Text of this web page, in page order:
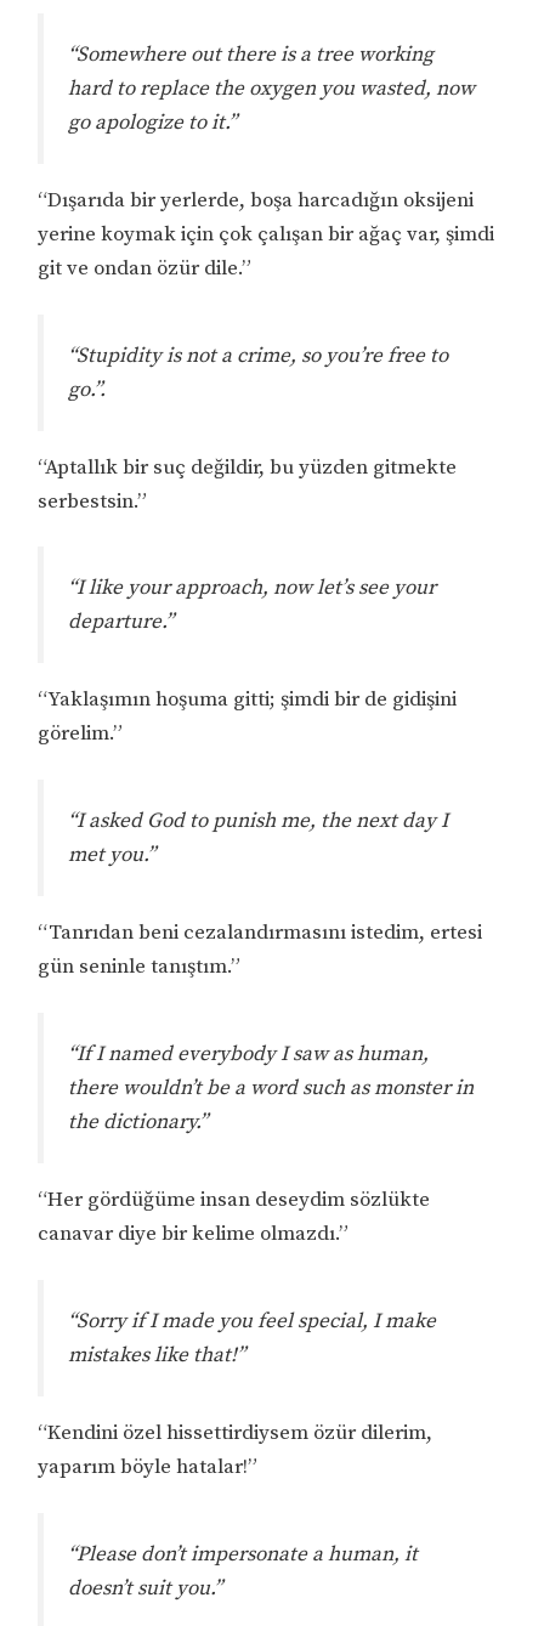
“Somewhere out there is a tree working
hard to replace the oxygen you wasted, now
go apologize to it.”
“Dışarıda bir yerlerde, boşa harcadığın oksijeni
yerine koymak için çok çalışan bir ağaç var, şimdi
git ve ondan özür dile.”
“Stupidity is not a crime, so you’re free to
go.”.
“Aptallık bir suç değildir, bu yüzden gitmekte
serbestsin.”
“I like your approach, now let’s see your
departure.”
“Yaklaşımın hoşuma gitti; şimdi bir de gidişini
görelim.”
“I asked God to punish me, the next day I
met you.”
“Tanrıdan beni cezalandırmasını istedim, ertesi
gün seninle tanıştım.”
“If I named everybody I saw as human,
there wouldn’t be a word such as monster in
the dictionary.”
“Her gördüğüme insan deseydim sözlükte
canavar diye bir kelime olmazdı.”
“Sorry if I made you feel special, I make
mistakes like that!”
“Kendini özel hissettirdiysem özür dilerim,
yaparım böyle hatalar!”
“Please don’t impersonate a human, it
doesn’t suit you.”